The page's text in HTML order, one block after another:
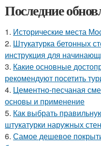
Последние
1. Исторические места
2. Штукатурка бетонных
инструкция для
3. Какие основные
рекомендуют посетить
4. Цементно-песчаная
основы и применение
5. Как выбрать
штукатурки наружных стен
6. Самое дешевое